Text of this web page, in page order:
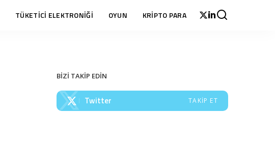
TÜKETİCİ ELEKTRONİĞİ OYUN KRİPTO PARA
BİZİ TAKİP EDİN
Twitter TAKIP ET